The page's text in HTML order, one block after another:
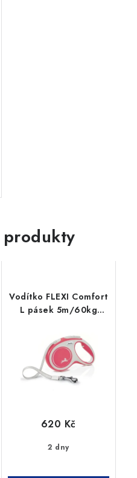
produkty
Vodítko FLEXI Comfort
L pásek 5m/60kg
2 dny
620 Kč